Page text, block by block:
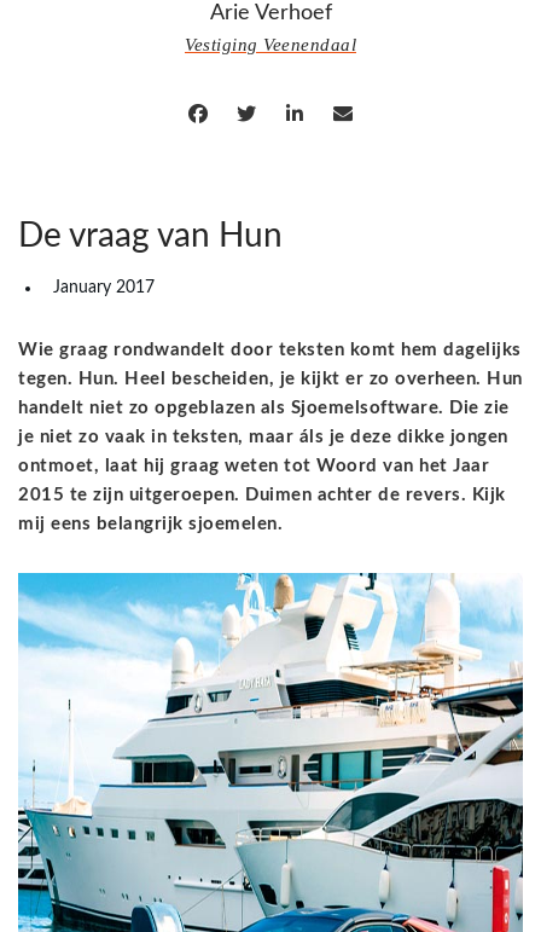
Arie Verhoef
Vestiging Veenendaal
De vraag van Hun
January 2017
Wie graag rondwandelt door teksten komt hem dagelijks
tegen. Hun. Heel bescheiden, je kijkt er zo overheen. Hun
handelt niet zo opgeblazen als Sjoemelsoftware. Die zie
je niet zo vaak in teksten, maar áls je deze dikke jongen
ontmoet, laat hij graag weten tot Woord van het Jaar
2015 te zijn uitgeroepen. Duimen achter de revers. Kijk
mij eens belangrijk sjoemelen.